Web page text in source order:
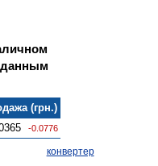
(грн.)
-0.0776
конвертер